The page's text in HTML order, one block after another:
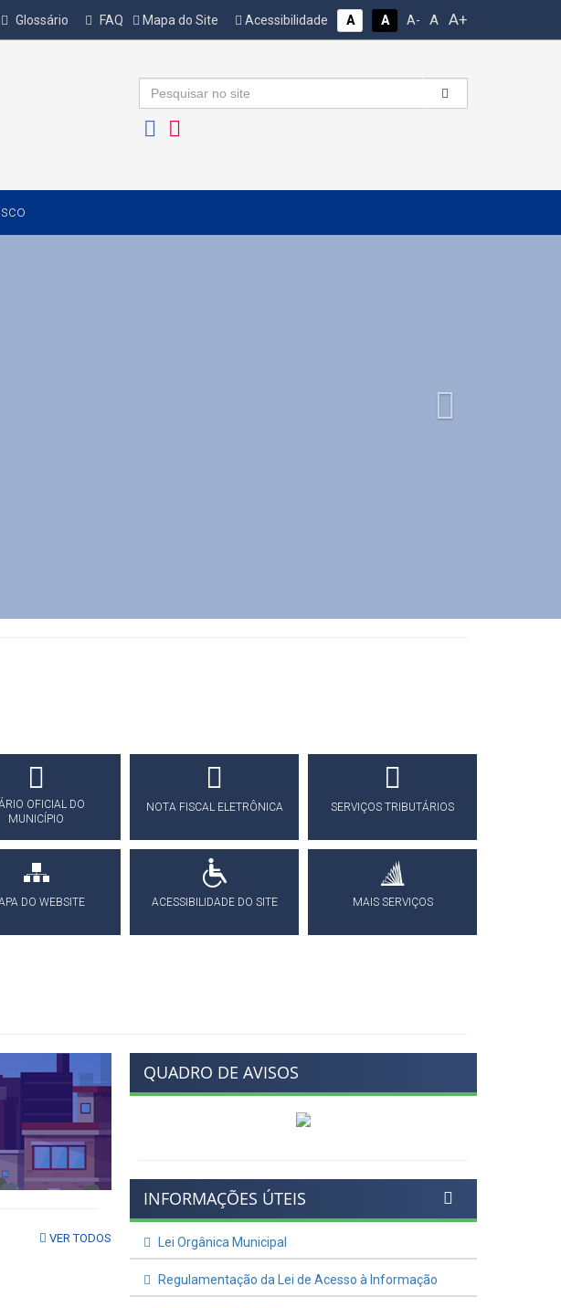
Glossário FAQ Mapa do Site Acessibilidade A A A- A A+
OFICIAL DO
MUNICÍPIO
NOTA FISCAL ELETRÔNICA SERVIÇOS TRIBUTÁRIOS
DO WEBSITE ACESSIBILIDADE DO SITE MAIS SERVIÇOS
VER TODOS
QUADRO DE AVISOS
INFORMAÇÕES ÚTEIS
Lei Orgânica Municipal
Regulamentação da Lei de Acesso à Informação